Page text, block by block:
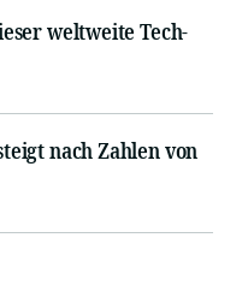
weltweite Tech-
nach Zahlen von